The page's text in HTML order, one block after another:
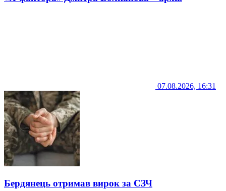
07.08.2026, 16:31
Бердянець отримав вирок за СЗЧ